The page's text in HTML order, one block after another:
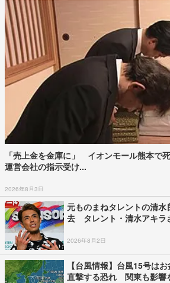
「売上金を金庫に」 イオンモール熊本で
運営会社の指示受け...
2026年8月3日
元ものまねタレントの清
去 タレント・清水アキラ
2026年8月2日
【台風情報】台風15号は
直撃する恐れ 関東も影響